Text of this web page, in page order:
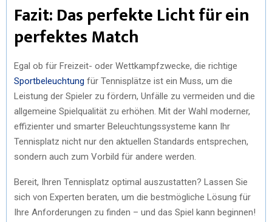
Fazit: Das perfekte Licht für ein
perfektes Match
Egal ob für Freizeit- oder Wettkampfzwecke, die richtige
Sportbeleuchtung für Tennisplätze ist ein Muss, um die
Leistung der Spieler zu fördern, Unfälle zu vermeiden und die
allgemeine Spielqualität zu erhöhen. Mit der Wahl moderner,
effizienter und smarter Beleuchtungssysteme kann Ihr
Tennisplatz nicht nur den aktuellen Standards entsprechen,
sondern auch zum Vorbild für andere werden.
Bereit, Ihren Tennisplatz optimal auszustatten? Lassen Sie
sich von Experten beraten, um die bestmögliche Lösung für
Ihre Anforderungen zu finden – und das Spiel kann beginnen!